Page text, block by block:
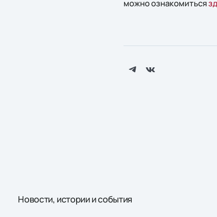
можно ознакомиться
Новости, истории и события